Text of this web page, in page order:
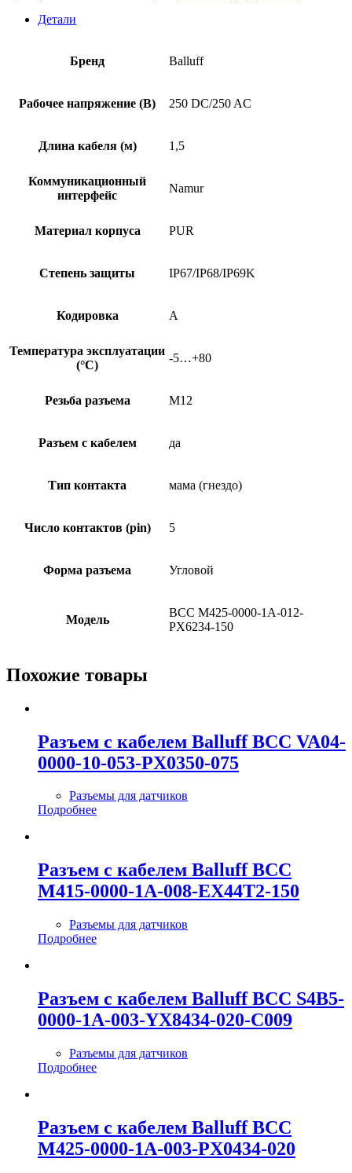
Детали
Бренд Balluff
Рабочее напряжение (В) 250 DC/250 AC
Длина кабеля (м) 1,5
Коммуникационный
интерфейс
Namur
Материал корпуса PUR
Степень защиты IP67/IP68/IP69K
Кодировка A
Температура эксплуатации
(°C)
-5…+80
Резьба разъема M12
Разъем с кабелем да
Тип контакта мама (гнездо)
Число контактов (pin) 5
Форма разъема Угловой
Модель
BCC M425-0000-1A-012-
PX6234-150
Похожие товары
Разъем с кабелем Balluff BCC VA04-
0000-10-053-PX0350-075
Разъемы для датчиков
Подробнее
Разъем с кабелем Balluff BCC
M415-0000-1A-008-EX44T2-150
Разъемы для датчиков
Подробнее
Разъем с кабелем Balluff BCC S4B5-
0000-1A-003-YX8434-020-C009
Разъемы для датчиков
Подробнее
Разъем с кабелем Balluff BCC
M425-0000-1A-003-PX0434-020